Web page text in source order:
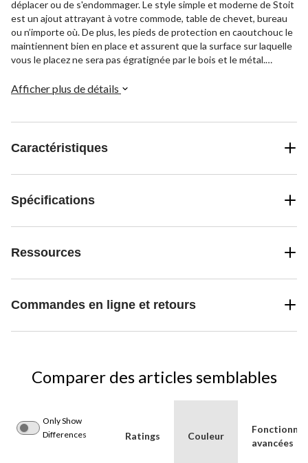
déplacer ou de s'endommager. Le style simple et moderne de Stoit
est un ajout attrayant à votre commode, table de chevet, bureau
ou n’importe où. De plus, les pieds de protection en caoutchouc le
maintiennent bien en place et assurent que la surface sur laquelle
vous le placez ne sera pas égratignée par le bois et le métal.
fini écologique. Il produit 85 % moins d'eau et de déchets solides
Afficher plus de détails
Caractéristiques
Spécifications
Ressources
Commandes en ligne et retours
Comparer des articles semblables
Only Show
Differences
Ratings Couleur
avancées